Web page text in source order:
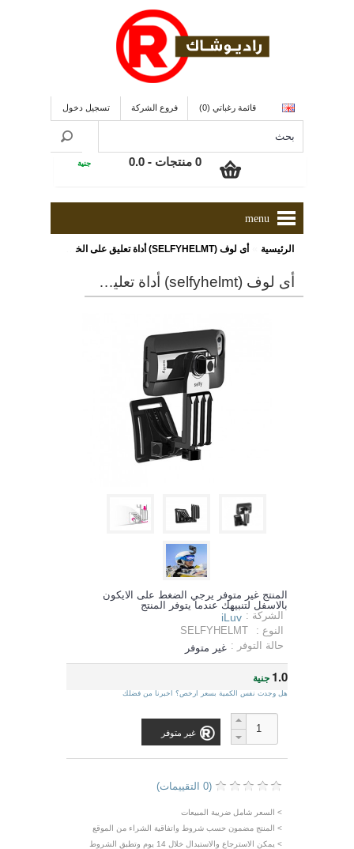
قائمة رغباتي (0) فروع الشركة تسجيل دخول
0 منتجات - 0.0 جنية
menu
الرئيسية » أى لوف (SELFYHELMT) أداة تعليق على الخوذة و الأسطح للتصوير السيلفى
أى لوف (selfyhelmt) أداة تعليق على الخوذة و الأسطح للتصوير السيلفى
المنتج غير متوفر يرجي الضغط على الايكون
بالاسفل لتنبيهك عندما يتوفر المنتج
الشركة : iLuv
النوع :
SELFYHELMT
حالة التوفر : غير متوفر
1.0 جنية
هل وجدت نفس الكمية بسعر ارخص؟ اخبرنا من فضلك
غير متوفر
(0 التقييمات)
> السعر شامل ضريبة المبيعات
> المنتج مضمون حسب شروط واتفاقية الشراء من الموقع
> يمكن الاسترجاع والاستبدال خلال 14 يوم وتطبق الشروط